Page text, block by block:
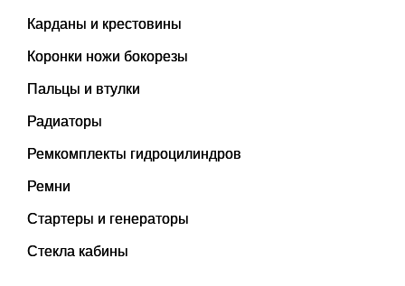
Карданы и крестовины
Коронки ножи бокорезы
Пальцы и втулки
Радиаторы
Ремкомплекты гидроцилиндров
Ремни
Стартеры и генераторы
Стекла кабины